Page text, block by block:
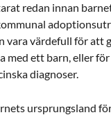
redan innan
värdefull för att
med ett barn, eller
diagnoser.
ursprungsland